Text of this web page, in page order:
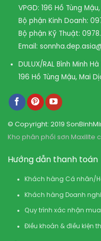
VPGD: 196 Hồ Tùng
Bộ phận Kinh Doanh:
Bộ phận Kỹ Thuật:
Email:
DULUX/RAL Bình Minh
196 Hồ Tùng Mậu, Mai
© Copyright: 2019
Kho phân phối sơn Maxilite
Hướng dẫn thanh toán
Khách hàng Cá nhân/
Khách hàng Doanh
Quy trình xác nhận
Điều khoản & điều kiện